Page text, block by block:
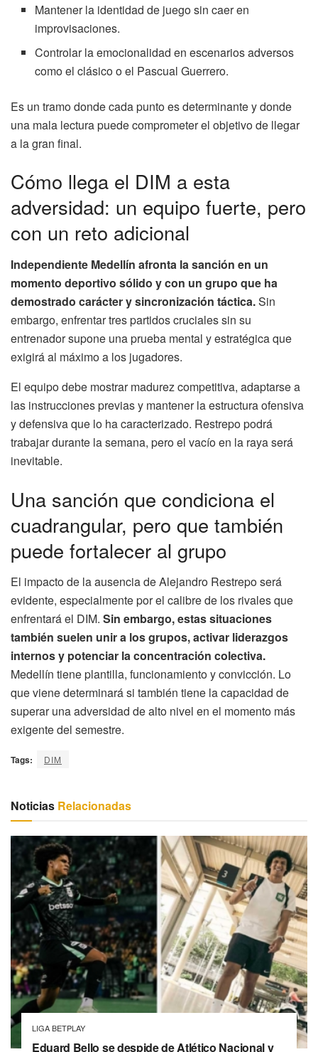
Mantener la identidad de juego sin caer en
improvisaciones.
Controlar la emocionalidad en escenarios adversos
como el clásico o el Pascual Guerrero.
Es un tramo donde cada punto es determinante y donde
una mala lectura puede comprometer el objetivo de llegar
a la gran final.
Cómo llega el DIM a esta
adversidad: un equipo fuerte, pero
con un reto adicional
Independiente Medellín afronta la sanción en un
momento deportivo sólido y con un grupo que ha
demostrado carácter y sincronización táctica.Sin
embargo, enfrentar tres partidos cruciales sin su
entrenador supone una prueba mental y estratégica que
exigirá al máximo a los jugadores.
El equipo debe mostrar madurez competitiva, adaptarse a
las instrucciones previas y mantener la estructura ofensiva
y defensiva que lo ha caracterizado. Restrepo podrá
trabajar durante la semana, pero el vacío en la raya será
inevitable.
Una sanción que condiciona el
cuadrangular, pero que también
puede fortalecer al grupo
El impacto de la ausencia de Alejandro Restrepo será
evidente, especialmente por el calibre de los rivales que
enfrentará el DIM. Sin embargo, estas situaciones
también suelen unir a los grupos, activar liderazgos
internos y potenciar la concentración colectiva.
Medellín tiene plantilla, funcionamiento y convicción. Lo
que viene determinará si también tiene la capacidad de
superar una adversidad de alto nivel en el momento más
exigente del semestre.
Tags: DIM
Noticias Relacionadas
LIGA BETPLAY
Eduard Bello se despide de Atlético Nacional y